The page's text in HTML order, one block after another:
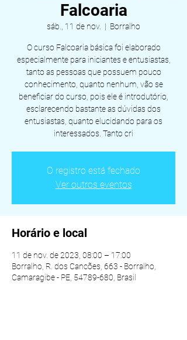
Falcoaria
sáb., 11 de nov.
  |
Borralho
O curso Falcoaria básica foi elaborado
especialmente para iniciantes e entusiastas,
tanto as pessoas que possuem pouco
conhecimento, quanto nenhum, vão se
beneficiar do curso, pois ele é introdutório,
esclarecendo bastante as dúvidas dos
entusiastas, quanto elucidando para os
interessados. Tanto cri
O registro está fechado
Ver outros eventos
Horário e local
11 de nov. de 2023, 08:00 – 17:00
Borralho, R. dos Cancões, 663 - Borralho,
Camaragibe - PE, 54789-680, Brasil